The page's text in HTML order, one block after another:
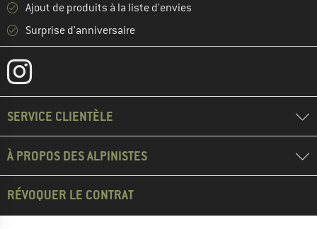
Ajout de produits à la liste d'envies
Surprise d'anniversaire
SERVICE CLIENTÈLE
À PROPOS DES ALPINISTES
RÉVOQUER LE CONTRAT